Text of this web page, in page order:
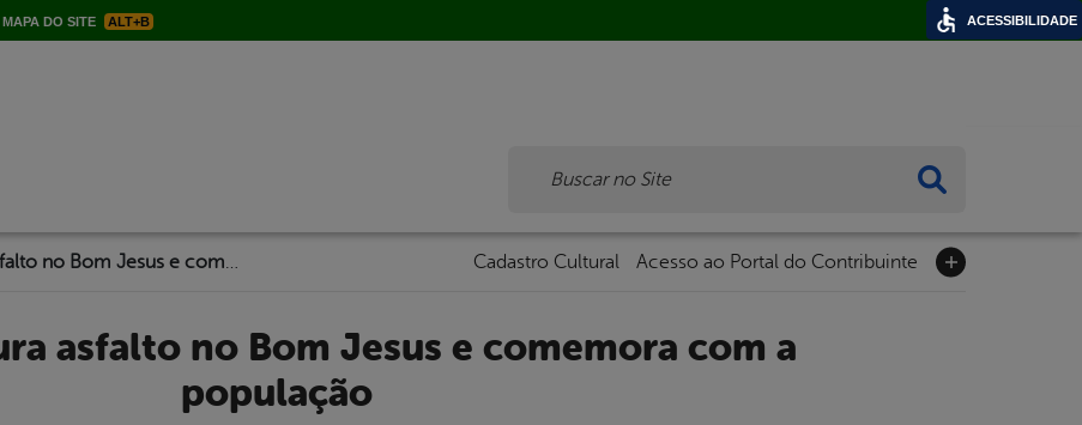
MAPA DO SITE ALT+B
Cadastro Cultural Acesso ao Portal do Contribuinte
população
ACESSIBILIDADE